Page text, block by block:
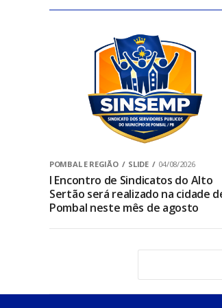
POMBAL E REGIÃO SLIDE 04/08/2026
I Encontro de Sindicatos do Alto
Sertão será realizado na cidade
Pombal neste mês de agosto